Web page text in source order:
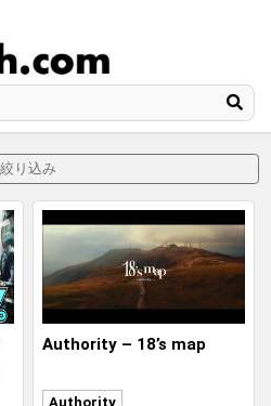
絞り込み
Authority – 18’s map
Authority